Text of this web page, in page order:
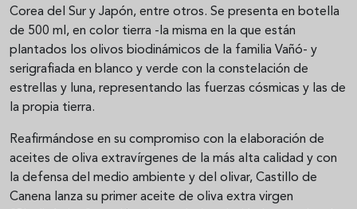
Corea del Sur y Japón, entre otros. Se presenta en botella
de 500 ml, en color tierra -la misma en la que están
plantados los olivos biodinámicos de la familia Vañó- y
serigrafiada en blanco y verde con la constelación de
estrellas y luna, representando las fuerzas cósmicas y las de
la propia tierra.
Reafirmándose en su compromiso con la elaboración de
aceites de oliva extravírgenes de la más alta calidad y con
la defensa del medio ambiente y del olivar, Castillo de
Canena lanza su primer aceite de oliva extra virgen